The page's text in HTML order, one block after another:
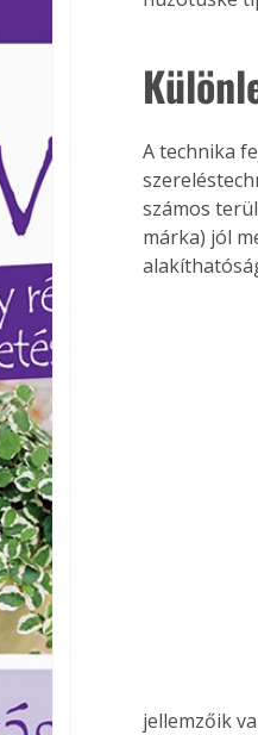
vagy dolgozva is
A technika
számos
márka) jól
jellemzőik